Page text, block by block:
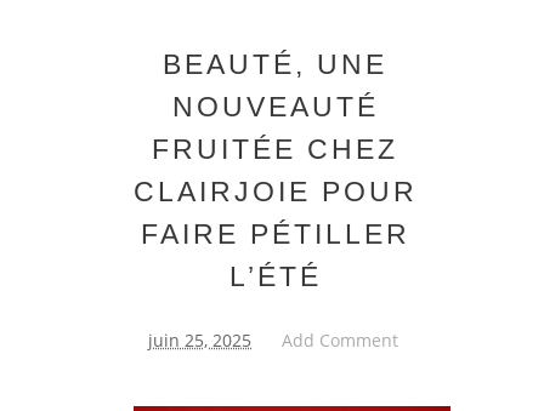
BEAUTÉ, UNE
NOUVEAUTÉ
FRUITÉE CHEZ
CLAIRJOIE POUR
FAIRE PÉTILLER
L’ÉTÉ
juin 25, 2025 Add Comment